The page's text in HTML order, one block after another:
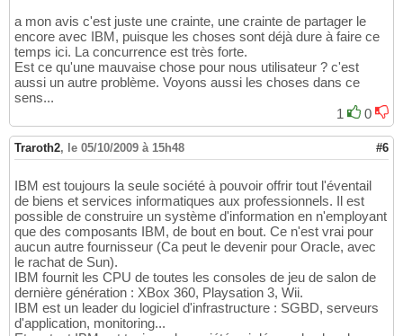
a mon avis c'est juste une crainte, une crainte de partager le
encore avec IBM, puisque les choses sont déjà dure à faire ce
temps ici. La concurrence est très forte.
Est ce qu'une mauvaise chose pour nous utilisateur ? c'est
aussi un autre problème. Voyons aussi les choses dans ce
sens...
1
0
Traroth2, le 05/10/2009 à 15h48 #6
IBM est toujours la seule société à pouvoir offrir tout l'éventail
de biens et services informatiques aux professionnels. Il est
possible de construire un système d'information en n'employant
que des composants IBM, de bout en bout. Ce n'est vrai pour
aucun autre fournisseur (Ca peut le devenir pour Oracle, avec
le rachat de Sun).
IBM fournit les CPU de toutes les consoles de jeu de salon de
dernière génération : XBox 360, Playsation 3, Wii.
IBM est un leader du logiciel d'infrastructure : SGBD, serveurs
d'application, monitoring...